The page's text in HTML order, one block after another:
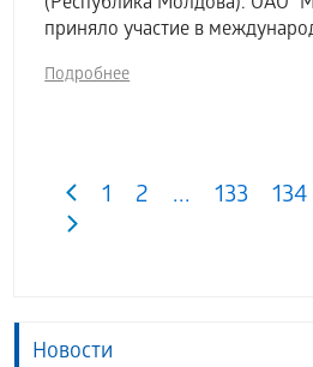
Новости
приняло участие в
Подробнее
1 2 ... 133 134